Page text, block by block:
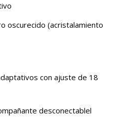
oscurecido (acristalamiento
con ajuste de 18
desconectablel